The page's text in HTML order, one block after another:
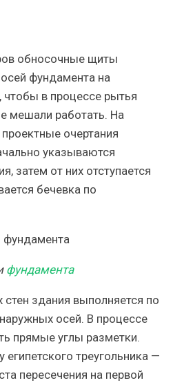
обносочные щиты
фундамента на
чтобы в процессе рытья
мешали работать. На
очертания
указываются
затем от них отступается
бечевка по
фундамента
стен здания выполняется по
осей. В процессе
прямые углы разметки.
треугольника —
пересечения на первой